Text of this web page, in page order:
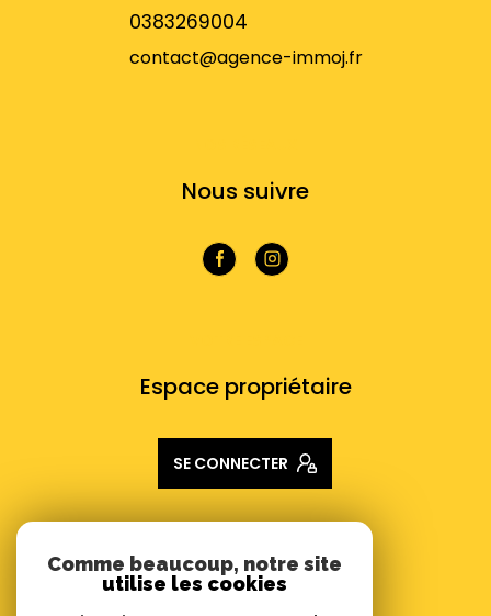
0383269004
contact@agence-immoj.fr
Nous suivre
Espace propriétaire
SE CONNECTER
ADHÉRENTS
Nous adhérons
Comme beaucoup, notre site
utilise les cookies